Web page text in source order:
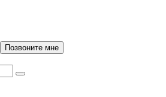
Позвоните мне